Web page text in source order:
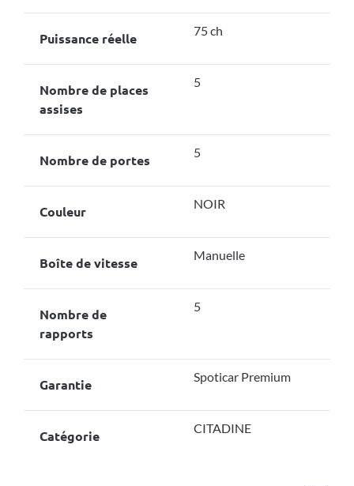
Puissance réelle 75 ch
Nombre de places
assises
5
Nombre de portes 5
Couleur NOIR
Boîte de vitesse Manuelle
Nombre de
rapports
5
Garantie Spoticar Premium
Catégorie CITADINE